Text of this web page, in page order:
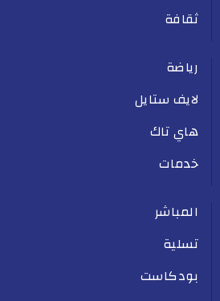
ثقافة
رياضة
لايف ستايل
هاي تاك
خدمات
المباشر
تسلية
بودكاست